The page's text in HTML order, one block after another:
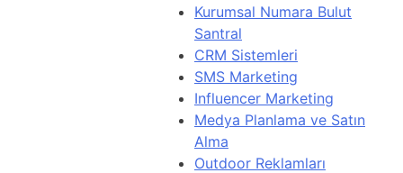
Kurumsal Numara Bulut
Santral
CRM Sistemleri
SMS Marketing
Influencer Marketing
Medya Planlama ve Satın
Alma
Outdoor Reklamları